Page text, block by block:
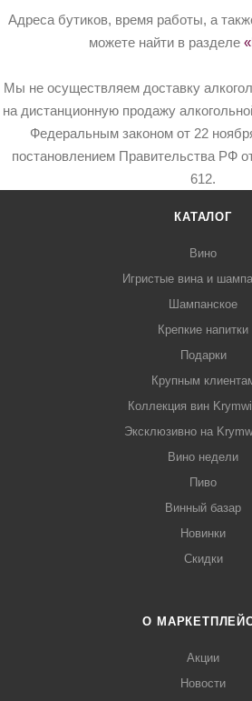
Адреса бутиков, время работы, а
можете найти в разделе
Мы не осуществляем доставку
на дистанционную продажу
Федеральным законом от 22
постановлением Правительства РФ
612.
КАТАЛОГ
Вино
Игристые вина и
Шампанское
Крепкие напитки
Подарки
Крупным
Коллекция вин
Эксклюзивно на
Вино недели
Пиво
Винный базар
Новинки
Скидки
О
Акции
Новости